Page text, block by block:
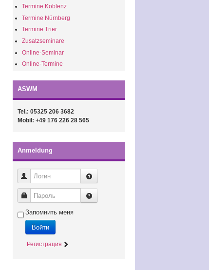
Termine Koblenz
Termine Nürnberg
Termine Trier
Zusatzseminare
Online-Seminar
Online-Termine
ASWM
Tel.: 05325 206 3682
Mobil: +49 176 226 28 565
Anmeldung
Логин
Пароль
Запомнить меня
Войти
Регистрация